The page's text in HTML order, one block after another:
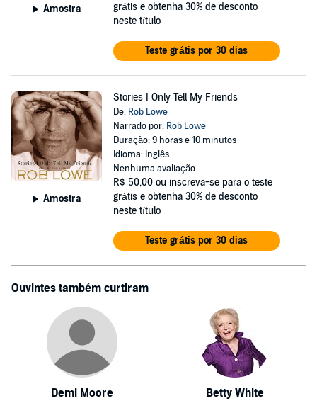
Amostra
grátis e obtenha 30% de desconto
neste título
Teste grátis por 30 dias
Amostra
Stories I Only Tell My Friends
De: Rob Lowe
Narrado por: Rob Lowe
Duração: 9 horas e 10 minutos
Idioma: Inglês
Nenhuma avaliação
R$ 50,00 ou inscreva-se para o teste
grátis e obtenha 30% de desconto
neste título
Teste grátis por 30 dias
Ouvintes também curtiram
Demi Moore Betty White